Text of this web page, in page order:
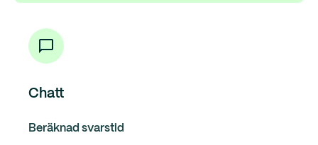
Chatt
Beräknad svarstid